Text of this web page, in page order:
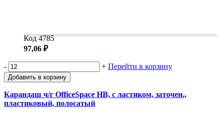
Код 4785
97,06 ₽
- + Перейти в корзину
Добавить в корзину
Карандаш ч/г OfficeSpace HB, с ластиком, заточен.,
пластиковый, полосатый